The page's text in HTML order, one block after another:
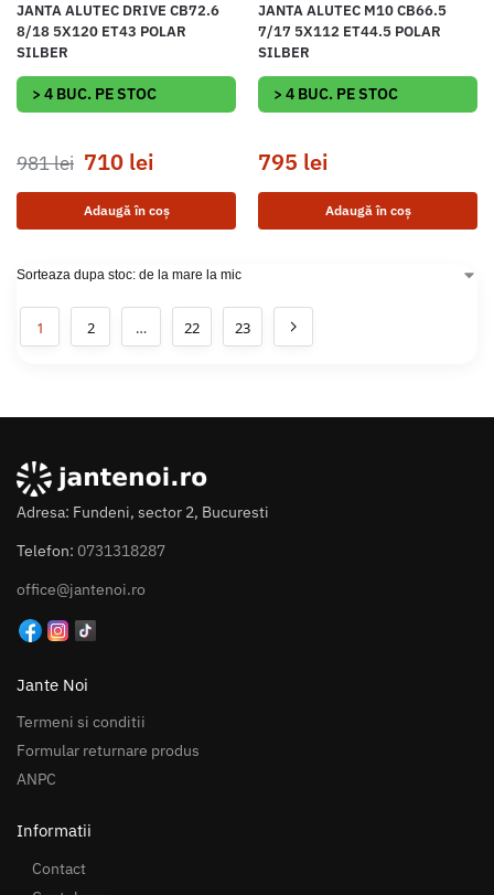
JANTA ALUTEC DRIVE CB72.6
8/18 5X120 ET43 POLAR
SILBER
> 4 BUC. PE STOC
981lei 710 lei
Adaugă în coș
JANTA ALUTEC M10 CB66.5
7/17 5X112 ET44.5 POLAR
SILBER
> 4 BUC. PE STOC
795 lei
Adaugă în coș
1 2 … 22 23
Adresa: Fundeni, sector 2, Bucuresti
Telefon: 0731318287
office@jantenoi.ro
Jante Noi
Termeni si conditii
Formular returnare produs
ANPC
Informatii
Contact